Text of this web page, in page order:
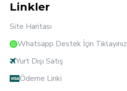
Linkler
Site Haritası
Whatsapp Destek İçin Tıklayınız
Yurt Dışı Satış
Ödeme Linki